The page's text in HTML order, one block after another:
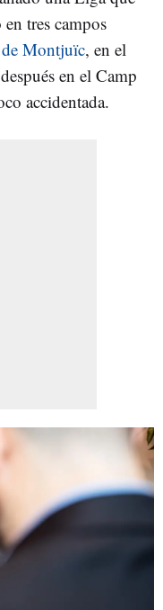
tres campos
Montjuïc, en el
en el Camp
accidentada.